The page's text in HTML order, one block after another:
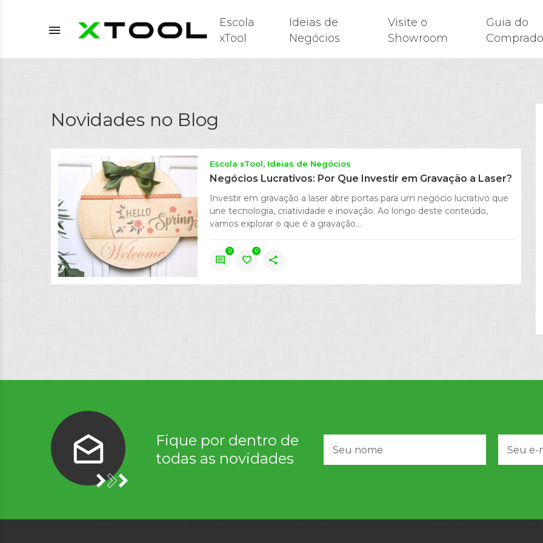
menu
Escola
xTool
Ideias de
Negócios
Visite o
Showroom
Guia do
Novidades no Blog
Escola xTool Ideias de Negócios
Negócios Lucrativos: Por Que Investir em Gravação a Laser?
Investir em gravação a laser abre portas para um negócio lucrativo que
une tecnologia, criatividade e inovação. Ao longo deste conteúdo,
vamos explorar o que é a gravação...
comment
0
favorite
0
share
Fique por dentro de
todas as novidades